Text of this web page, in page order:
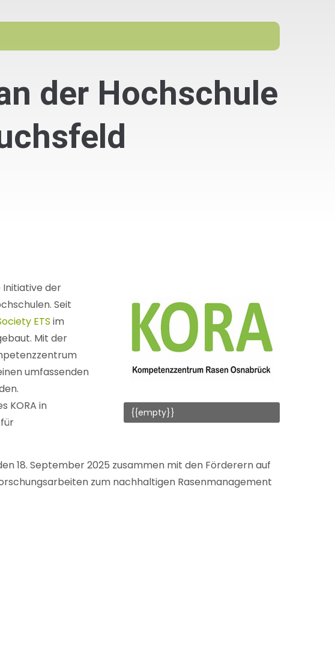
der Hochschule
{{empty}}
Initiative der
Seit
ETS im
Mit der
umfassenden
KORA in
18. September 2025 zusammen mit den Förderern auf
zum nachhaltigen Rasenmanagement